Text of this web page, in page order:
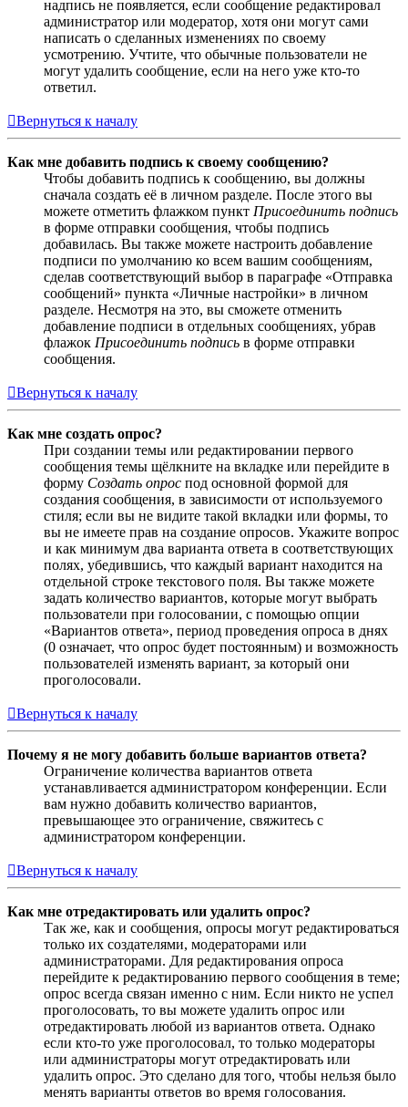
надпись не появляется, если сообщение редактировал
администратор или модератор, хотя они могут сами
написать о сделанных изменениях по своему
усмотрению. Учтите, что обычные пользователи не
могут удалить сообщение, если на него уже кто-то
ответил.
Вернуться к началу
Как мне добавить подпись к своему сообщению?
Чтобы добавить подпись к сообщению, вы должны
сначала создать её в личном разделе. После этого вы
можете отметить флажком пункт Присоединить подпись
в форме отправки сообщения, чтобы подпись
добавилась. Вы также можете настроить добавление
подписи по умолчанию ко всем вашим сообщениям,
сделав соответствующий выбор в параграфе «Отправка
сообщений» пункта «Личные настройки» в личном
разделе. Несмотря на это, вы сможете отменить
добавление подписи в отдельных сообщениях, убрав
флажок Присоединить подпись в форме отправки
сообщения.
Вернуться к началу
Как мне создать опрос?
При создании темы или редактировании первого
сообщения темы щёлкните на вкладке или перейдите в
форму Создать опрос под основной формой для
создания сообщения, в зависимости от используемого
стиля; если вы не видите такой вкладки или формы, то
вы не имеете прав на создание опросов. Укажите вопрос
и как минимум два варианта ответа в соответствующих
полях, убедившись, что каждый вариант находится на
отдельной строке текстового поля. Вы также можете
задать количество вариантов, которые могут выбрать
пользователи при голосовании, с помощью опции
«Вариантов ответа», период проведения опроса в днях
(0 означает, что опрос будет постоянным) и возможность
пользователей изменять вариант, за который они
проголосовали.
Вернуться к началу
Почему я не могу добавить больше вариантов ответа?
Ограничение количества вариантов ответа
устанавливается администратором конференции. Если
вам нужно добавить количество вариантов,
превышающее это ограничение, свяжитесь с
администратором конференции.
Вернуться к началу
Как мне отредактировать или удалить опрос?
Так же, как и сообщения, опросы могут редактироваться
только их создателями, модераторами или
администраторами. Для редактирования опроса
перейдите к редактированию первого сообщения в теме;
опрос всегда связан именно с ним. Если никто не успел
проголосовать, то вы можете удалить опрос или
отредактировать любой из вариантов ответа. Однако
если кто-то уже проголосовал, то только модераторы
или администраторы могут отредактировать или
удалить опрос. Это сделано для того, чтобы нельзя было
менять варианты ответов во время голосования.